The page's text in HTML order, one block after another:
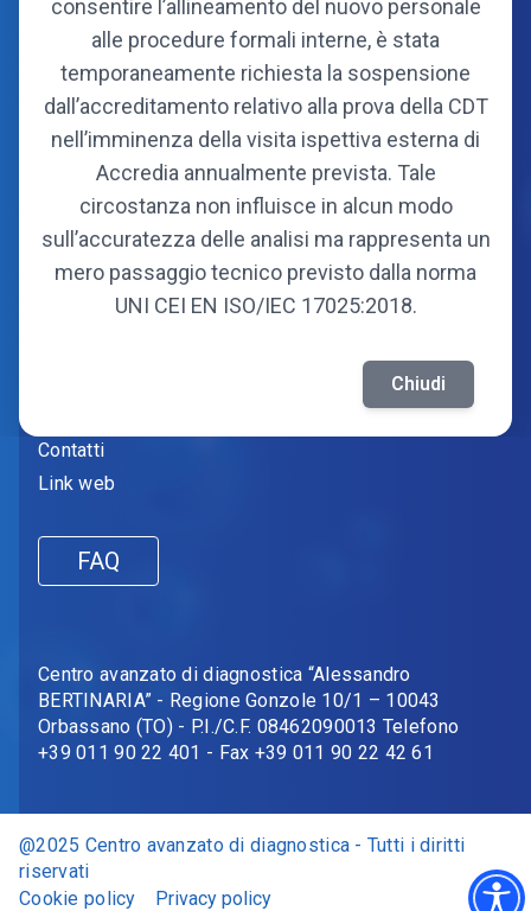
consentire l’allineamento del nuovo personale
alle procedure formali interne, è stata
temporaneamente richiesta la sospensione
dall’accreditamento relativo alla prova della CDT
nell’imminenza della visita ispettiva esterna di
Accredia annualmente prevista. Tale
circostanza non influisce in alcun modo
sull’accuratezza delle analisi ma rappresenta un
mero passaggio tecnico previsto dalla norma
UNI CEI EN ISO/IEC 17025:2018.
Chiudi
Consorzio
Statuto
Soci fondatori
Soci attuali
Contatti
Link web
FAQ
Centro avanzato di diagnostica “Alessandro
BERTINARIA” - Regione Gonzole 10/1 – 10043
Orbassano (TO) - P.I./C.F. 08462090013 Telefono
+39 011 90 22 401 - Fax +39 011 90 22 42 61
@2025 Centro avanzato di diagnostica - Tutti i diritti
riservati
Cookie policy
Privacy policy